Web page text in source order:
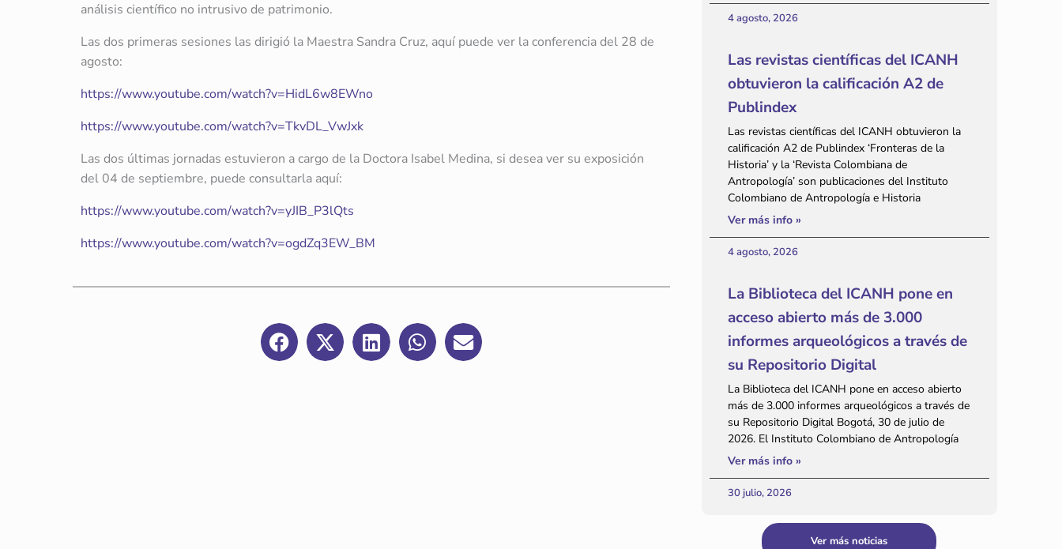
4 agosto, 2026
Las revistas científicas del ICANH
obtuvieron la calificación A2 de
Publindex
Las revistas científicas del ICANH obtuvieron la
calificación A2 de Publindex ‘Fronteras de la
Historia’ y la ‘Revista Colombiana de
Antropología’ son publicaciones del Instituto
Colombiano de Antropología e Historia
Ver más info »
4 agosto, 2026
La Biblioteca del ICANH pone en
acceso abierto más de 3.000
informes arqueológicos a través de
su Repositorio Digital
La Biblioteca del ICANH pone en acceso abierto
más de 3.000 informes arqueológicos a través de
su Repositorio Digital Bogotá, 30 de julio de
2026. El Instituto Colombiano de Antropología
Ver más info »
30 julio, 2026
Ver más noticias
análisis científico no intrusivo de patrimonio.
Las dos primeras sesiones las dirigió la Maestra Sandra Cruz, aquí puede ver la conferencia del 28 de
agosto:
https://www.youtube.com/watch?v=HidL6w8EWno
https://www.youtube.com/watch?v=TkvDL_VwJxk
Las dos últimas jornadas estuvieron a cargo de la Doctora Isabel Medina, si desea ver su exposición
del 04 de septiembre, puede consultarla aquí:
https://www.youtube.com/watch?v=yJIB_P3lQts
https://www.youtube.com/watch?v=ogdZq3EW_BM